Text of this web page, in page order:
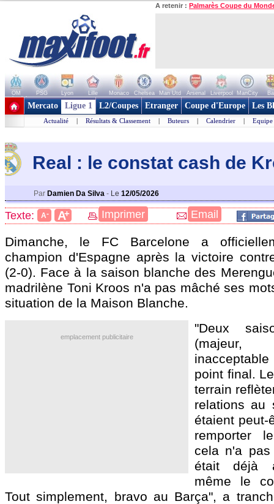
A retenir : Palmarès Coupe du
OM PSG Lyon Lille Monaco Chelsea Man Utd Arsenal Liverpool ManCity
+ de clubs
Mercato Ligue 1 L2/Coupes Etranger Coupe d'Europe Les
Actualité | Résultats & Classement | Buteurs | Calendrier | Equipe
Real : le constat cash de
Par Damien Da Silva - Le 12/05/2026
Texte: A- A+ Imprimer Email
Dimanche, le FC Barcelone a
champion d'Espagne après la victoire
(2-0). Face à la saison blanche des
madrilène Toni Kroos n'a pas mâché ses
situation de la Maison Blanche.
emplacement publicitaire
"Deux
point final.
terrain
relations au
étaient peut-
remporter
cela n'a
était déjà
même le
Tout simplement, bravo au Barça", a